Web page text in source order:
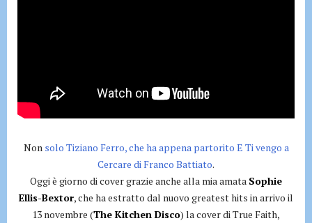
Non solo Tiziano Ferro, che ha appena partorito E Ti vengo a
Cercare di Franco Battiato.
Oggi è giorno di cover grazie anche alla mia amata Sophie
Ellis-Bextor, che ha estratto dal nuovo greatest hits in arrivo il
13 novembre (The Kitchen Disco) la cover di True Faith,